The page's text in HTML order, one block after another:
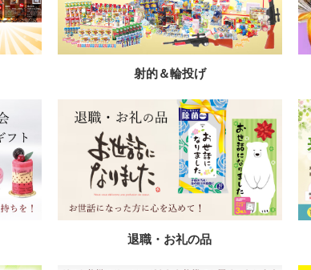
射的＆輪投げ
退職・お礼の品